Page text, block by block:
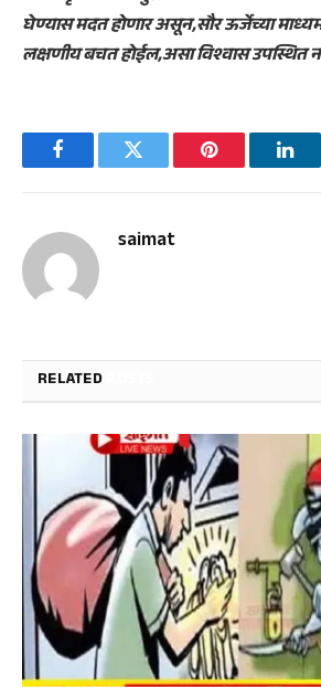
घेण्यास मदत होणार असून,सौर ऊर्जेच्या
लक्षणीय बचत होईल,असा विश्वास उपस्थित
FacebookTwitter Pinterest
saimat
RELATED